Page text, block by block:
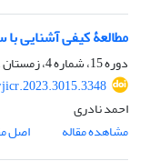
مطالعۀ کیفی آشنایی
دوره 15، شماره 4، زمستان 1401، صفحه
احمد نادری
مشاهده مقاله
اصل